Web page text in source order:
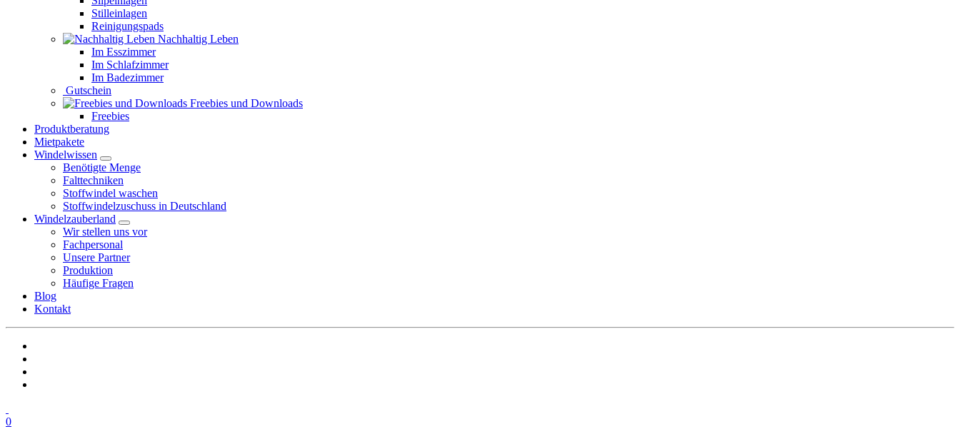
Stilleinlagen
Reinigungspads
Nachhaltig Leben
Im Esszimmer
Im Schlafzimmer
Im Badezimmer
Gutschein
Freebies und Downloads
Freebies
Produktberatung
Mietpakete
Windelwissen
Benötigte Menge
Falttechniken
Stoffwindel waschen
Stoffwindelzuschuss in Deutschland
Windelzauberland
Wir stellen uns vor
Fachpersonal
Unsere Partner
Produktion
Häufige Fragen
Blog
Kontakt
0